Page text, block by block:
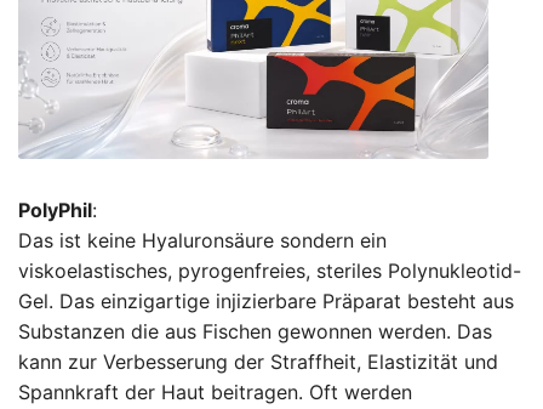
PolyPhil:
Das ist keine Hyaluronsäure sondern ein
viskoelastisches, pyrogenfreies, steriles Polynukleotid-
Gel. Das einzigartige injizierbare Präparat besteht aus
Substanzen die aus Fischen gewonnen werden. Das
kann zur Verbesserung der Straffheit, Elastizität und
Spannkraft der Haut beitragen. Oft werden